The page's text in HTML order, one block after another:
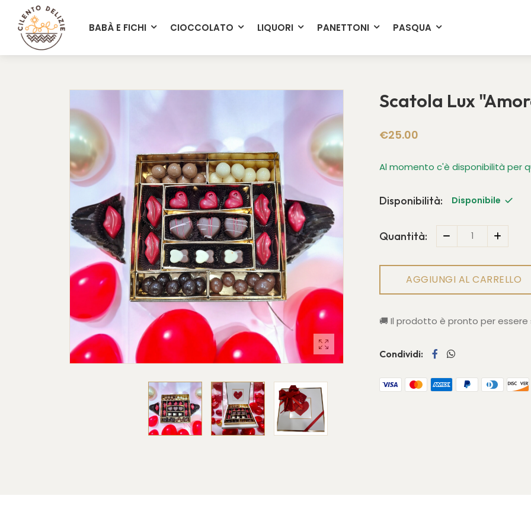
info@cilentodelizie.it
BABÀ E FICHI
CIOCCOLATO LIQUORI PANETTONI PASQUA
Scatola Lux
€25.00
Al momento c'è disponibilità per
Disponibilità: Disponibile
Quantità:
AGGIUNGI AL CARRELLO
🚚 Il prodotto è pronto per essere
Condividi: